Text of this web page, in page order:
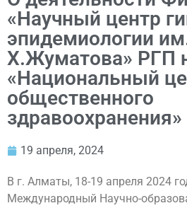
«Научный центр
эпидемиологии
Х.Жуматова» РГП
«Национальный
общественного
19 апреля, 2024
В г. Алматы, 18-19 апреля 2024
Международный Научно-